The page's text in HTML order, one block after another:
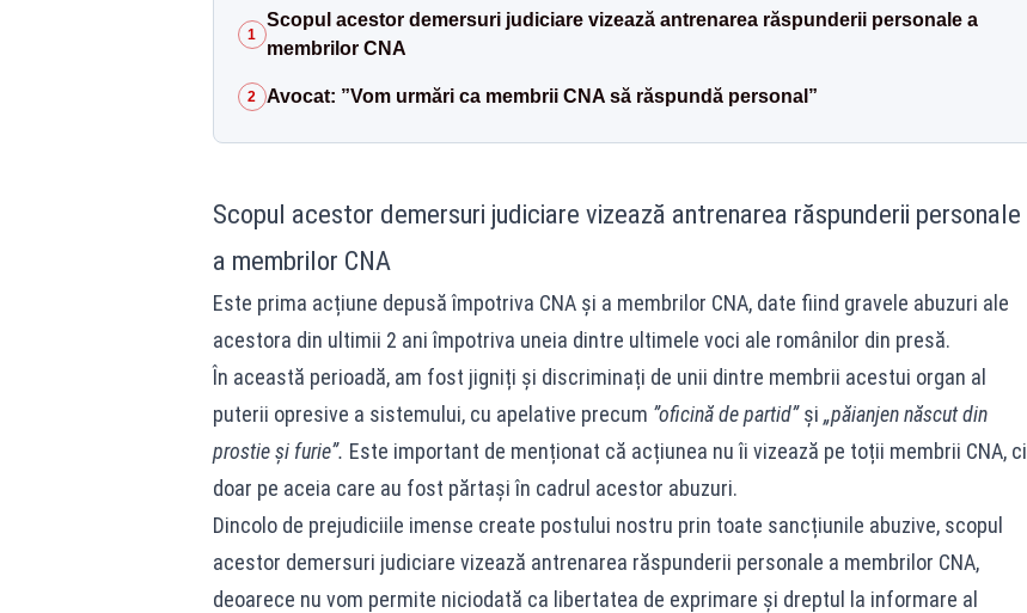
1
Scopul acestor demersuri judiciare vizează antrenarea răspunderii personale a
membrilor CNA
2 Avocat: ”Vom urmări ca membrii CNA să răspundă personal”
Scopul acestor demersuri judiciare vizează antrenarea răspunderii personale
a membrilor CNA
Este prima acțiune depusă împotriva CNA și a membrilor CNA, date fiind gravele abuzuri ale
acestora din ultimii 2 ani împotriva uneia dintre ultimele voci ale românilor din presă.
În această perioadă, am fost jigniți și discriminați de unii dintre membrii acestui organ al
puterii opresive a sistemului, cu apelative precum ”oficină de partid”și „păianjen născut din
prostie și furie”. Este important de menționat că acțiunea nu îi vizează pe toții membrii CNA, ci
doar pe aceia care au fost părtași în cadrul acestor abuzuri.
Dincolo de prejudiciile imense create postului nostru prin toate sancțiunile abuzive, scopul
acestor demersuri judiciare vizează antrenarea răspunderii personale a membrilor CNA,
deoarece nu vom permite niciodată ca libertatea de exprimare și dreptul la informare al